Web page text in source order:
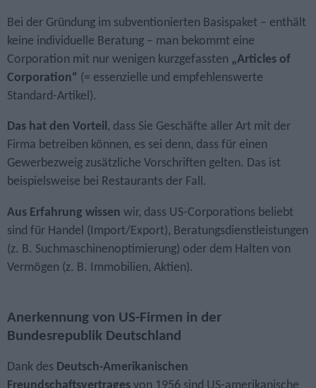
Bei der Gründung im subventionierten Basispaket – enthält
keine individuelle Beratung – man bekommt eine
Corporation mit nur wenigen kurzgefassten „Articles of
Corporation“ (= essenzielle und empfehlens­werte
Standard-Artikel).
Das hat den Vorteil , dass Sie Geschäfte aller Art mit der
Firma betreiben können, es sei denn, dass für einen
Gewerbezweig zusätzliche Vorschriften gelten. Das ist
beispielsweise bei Restaurants der Fall.
Aus Erfahrung wissen wir, dass US-Corporations beliebt
sind für Handel (Import/Export), Beratungs­dienst­leistungen
(z. B. Suchmaschinen­optimierung) oder dem Halten von
Vermögen (z. B. Immobilien, Aktien).
Anerkennung von US-Firmen in der
Bundesrepublik Deutschland
Dank des Deutsch-Amerikanischen
Freundschaftsvertrages von 1956 sind US-amerikanische